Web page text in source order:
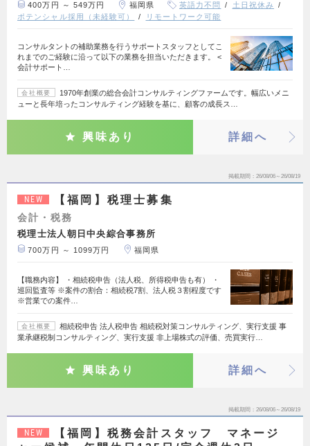
400万円 ～ 549万円 福岡県 英語力不問
土日祝休み
ポテンシャル採用（未経験可）
リモートワーク可能
コンサルタントの補助業務を行うサポートスタッフとしてこ
れまでのご経験に沿って以下の業務を担当いただきます。 <
会計サポート…
会社概要
1970年創業の総合会計コンサルティングファームです。幅広いメニ
ューと長年培ったコンサルティング経験を基に、顧客の成長ス…
興味あり 詳細へ
掲載期間 26/08/06～26/08/19
NEW 【福岡】税理士募集
会計・税務
税理士法人朝日中央綜合事務所
700万円 ～ 1099万円 福岡県
【職務内容】 ・相続税申告（法人税、所得税申告も有） ・
巡回監査等 ※案件の割合：相続税7割、法人税３割程度です
※営業での案件…
会社概要
相続税申告 法人税申告 相続税対策コンサルティング、実行支援 事
業承継税制コンサルティング、実行支援 非上場株式の評価、売買実行…
興味あり 詳細へ
掲載期間 26/08/06～26/08/19
NEW
【福岡】税務会計スタッフ マネージ